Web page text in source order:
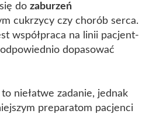
do zaburzeń
cukrzycy czy chorób serca.
współpraca na linii pacjent-
dopasować
niełatwe zadanie, jednak
preparatom pacjenci